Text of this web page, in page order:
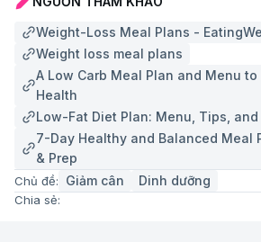
Weight-Loss Meal Plans -
Weight loss meal plans
A Low Carb Meal Plan and Menu to
Health
Low-Fat Diet Plan: Menu, Tips,
7-Day Healthy and Balanced Meal
& Prep
Chủ đề: Giảm cân Dinh dưỡng
Chia sẻ: